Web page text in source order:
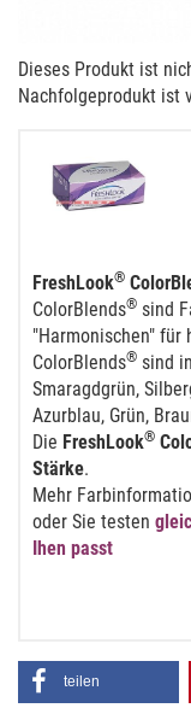
Dieses Produkt ist
Nachfolgeprodukt ist
FreshLook®
ColorBlends® sind
"Harmonischen" für
ColorBlends® sind
Smaragdgrün,
Azurblau, Grün,
Die FreshLook®
Stärke.
Mehr
oder Sie testen
Ihen passt
teilen